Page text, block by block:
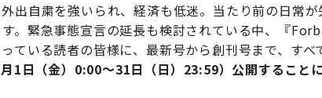
出自粛を強いられ、経済も低迷。当たり前の日常
。緊急事態宣言の延長も検討されている中、『
ている読者の皆様に、最新号から創刊号まで、すべ
1日（金）0:00〜31日（日）23:59）公開することに